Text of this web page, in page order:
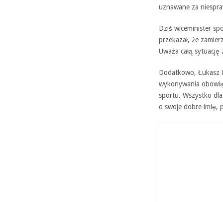
uznawane za
Dziś wiceminister
przekazał, że
Uważa całą
Dodatkowo, Łukasz
wykonywania
sportu. Wszystko
o swoje dobre imię,